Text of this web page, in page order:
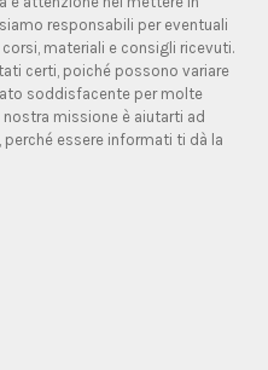
responsabili per eventuali
materiali e consigli ricevuti.
certi, poiché possono variare
soddisfacente per molte
nostra missione è aiutarti ad
essere informati ti dà la